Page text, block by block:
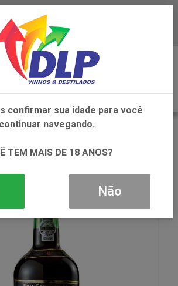
Baixe já o APP da DLP Vinhos
confirmar sua idade para você
continuar navegando.
TEM MAIS DE 18 ANOS?
Não